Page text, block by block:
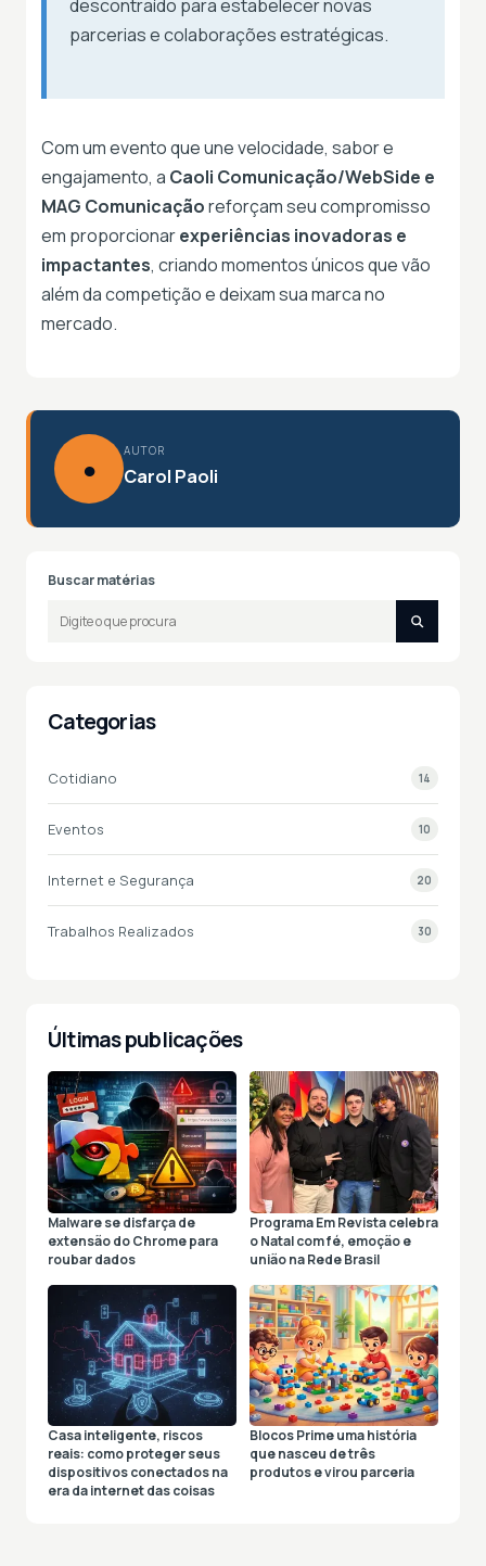
descontraído para estabelecer novas
parcerias e colaborações estratégicas.
Com um evento que une velocidade, sabor e
engajamento, a Caoli Comunicação/WebSide e
MAG Comunicaçãoreforçam seu compromisso
em proporcionarexperiências inovadoras e
impactantes, criando momentos únicos que vão
além da competição e deixam sua marca no
mercado.
●
AUTOR
Carol Paoli
Buscar matérias
Categorias
Cotidiano 14
Eventos 10
Internet e Segurança 20
Trabalhos Realizados 30
Últimas publicações
Malware se disfarça de
extensão do Chrome para
roubar dados
Programa Em Revista celebra
o Natal com fé, emoção e
união na Rede Brasil
Casa inteligente, riscos
reais: como proteger seus
dispositivos conectados na
era da internet das coisas
Blocos Prime uma história
que nasceu de três
produtos e virou parceria